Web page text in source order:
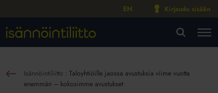
EN Kirjaudu sisään
Isännöintiliitto :Taloyhtiöille jaossa avustuksia viime vuotta
enemmän – kokosimme avustukset